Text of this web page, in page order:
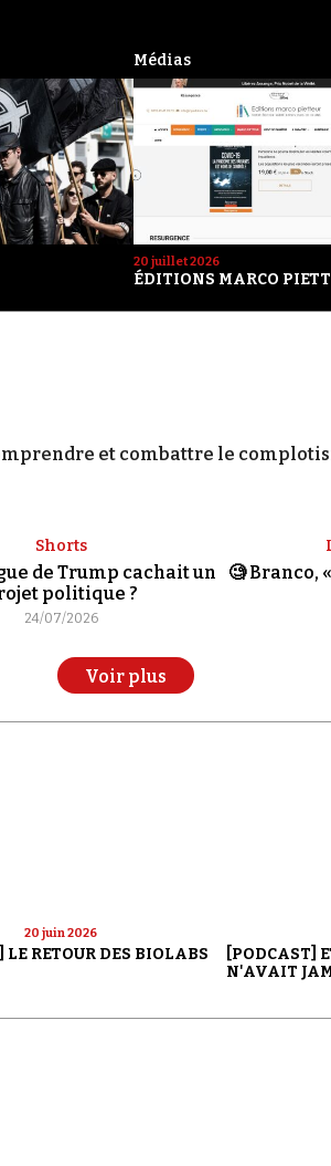
Médias
20 juillet 2026
ÉDITIONS MARCO
et combattre le
Shorts
de Trump cachait un
politique ?
24/07/2026
🧐 Branco,
Voir plus
20 juin 2026
LE RETOUR DES BIOLABS
[PODCAST]
N'AVAIT